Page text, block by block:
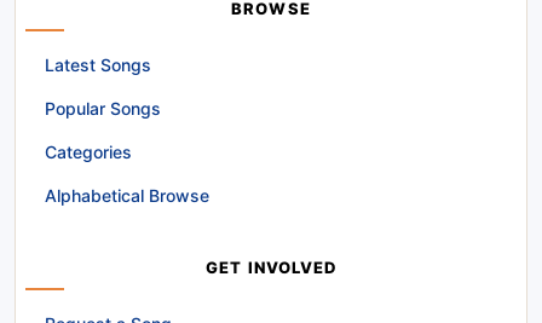
BROWSE
Latest Songs
Popular Songs
Categories
Alphabetical Browse
GET INVOLVED